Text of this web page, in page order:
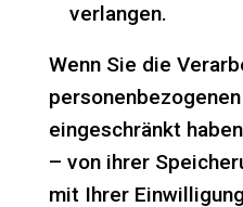
verlangen.
Wenn Sie die
eingeschränkt
– von ihrer
mit Ihrer